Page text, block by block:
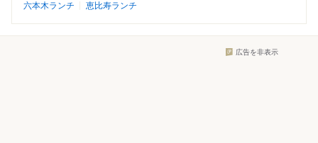
六本木ランチ
恵比寿ランチ
広告を非表示